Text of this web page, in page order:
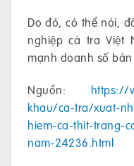
Do đó, có thể nói,
nghiệp cá tra Việt
mạnh doanh số
Nguồn: https://
khau/ca-tra/xuat-
hiem-ca-thit-trang-
nam-24236.html